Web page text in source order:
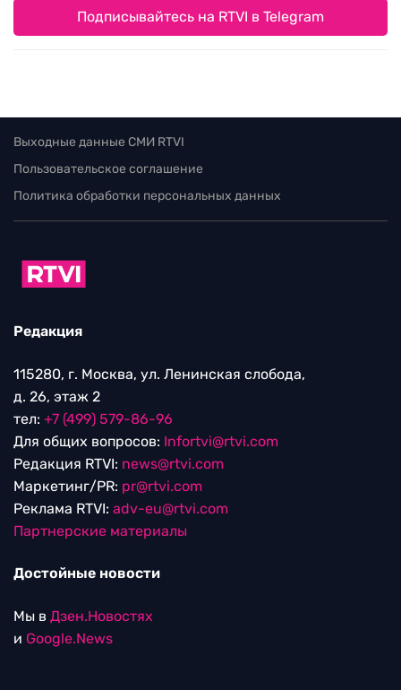
Подписывайтесь на RTVI в Telegram
Выходные данные СМИ RTVI
Пользовательское соглашение
Политика обработки персональных данных
Редакция
115280, г. Москва, ул. Ленинская слобода,
д. 26, этаж 2
тел: +7 (499) 579-86-96
Для общих вопросов: Infortvi@rtvi.com
Редакция RTVI: news@rtvi.com
Маркетинг/PR: pr@rtvi.com
Реклама RTVI: adv-eu@rtvi.com
Партнерские материалы
Достойные новости
Мы в Дзен.Новостях
и Google.News